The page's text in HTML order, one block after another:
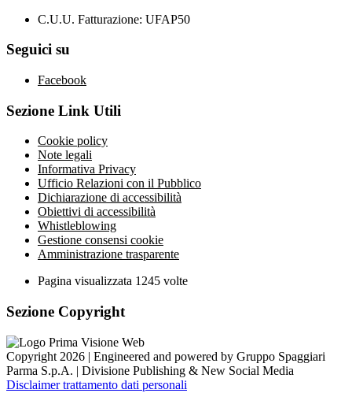
C.U.U. Fatturazione: UFAP50
Seguici su
Facebook
Sezione Link Utili
Cookie policy
Note legali
Informativa Privacy
Ufficio Relazioni con il Pubblico
Dichiarazione di accessibilità
Obiettivi di accessibilità
Whistleblowing
Gestione consensi cookie
Amministrazione trasparente
Pagina visualizzata 1245 volte
Sezione Copyright
Copyright 2026 | Engineered and powered by Gruppo Spaggiari
Parma S.p.A. | Divisione Publishing & New Social Media
Disclaimer trattamento dati personali